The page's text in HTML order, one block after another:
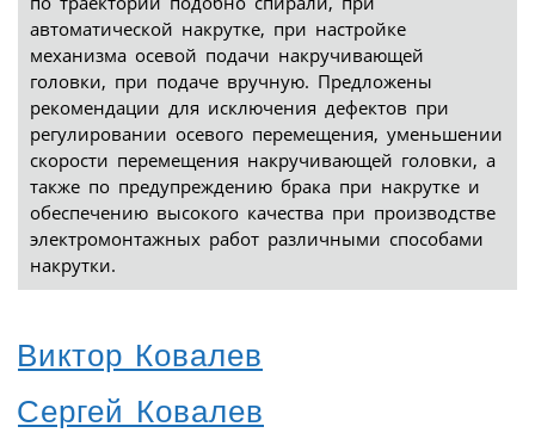
автоматической накрутке, при настройке
механизма осевой подачи накручивающей
головки, при подаче вручную. Предложены
рекомендации для исключения дефектов при
регулировании осевого перемещения, уменьшении
скорости перемещения накручивающей головки, а
также по предупреждению брака при накрутке и
обеспечению высокого качества при производстве
электромонтажных работ различными способами
накрутки.
Виктор Ковалев
Сергей Ковалев